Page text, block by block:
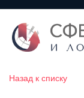
Назад к списку